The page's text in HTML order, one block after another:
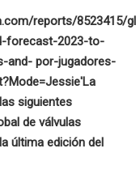
reports/8523415/
forecast-2023-to-
and- por-jugadores-
La
siguientes
de válvulas
última edición del